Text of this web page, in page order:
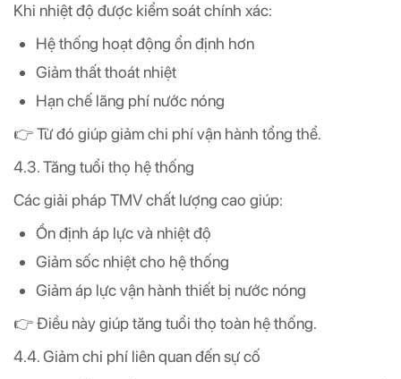
Khi nhiệt độ được kiểm soát chính xác:
Hệ thống hoạt động ổn định hơn
Giảm thất thoát nhiệt
Hạn chế lãng phí nước nóng
👉 Từ đó giúp giảm chi phí vận hành tổng thể.
4.3. Tăng tuổi thọ hệ thống
Các giải pháp TMV chất lượng cao giúp:
Ổn định áp lực và nhiệt độ
Giảm sốc nhiệt cho hệ thống
Giảm áp lực vận hành thiết bị nước nóng
👉 Điều này giúp tăng tuổi thọ toàn hệ thống.
4.4. Giảm chi phí liên quan đến sự cố